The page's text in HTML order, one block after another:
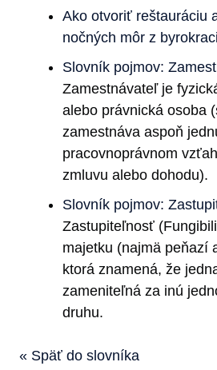
Ako otvoriť reštauráciu
nočných môr z
Slovník pojmov:
Zamestnávateľ je
alebo právnická osoba
zamestnáva aspoň
pracovnoprávnom
zmluvu alebo dohodu).
Slovník pojmov:
Zastupiteľnosť
majetku (najmä peňazí
ktorá znamená, že
zameniteľná za inú
druhu.
« Späť do slovníka